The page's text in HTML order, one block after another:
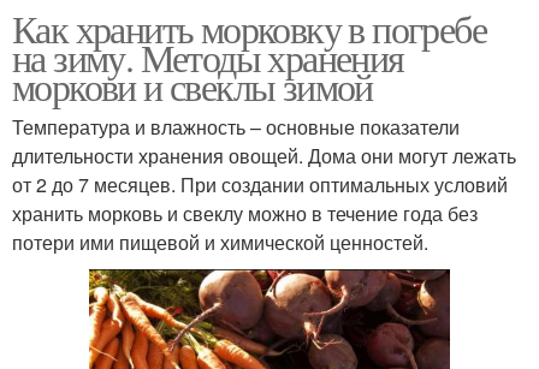
Как хранить морковку в погребе
на зиму. Методы хранения
моркови и свеклы зимой
Температура и влажность – основные показатели
длительности хранения овощей. Дома они могут лежать
от 2 до 7 месяцев. При создании оптимальных условий
хранить морковь и свеклу можно в течение года без
потери ими пищевой и химической ценностей.